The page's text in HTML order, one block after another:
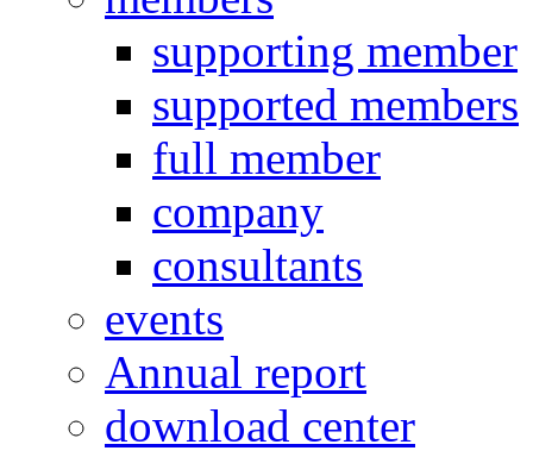
supporting member
supported members
full member
company
consultants
events
Annual report
download center